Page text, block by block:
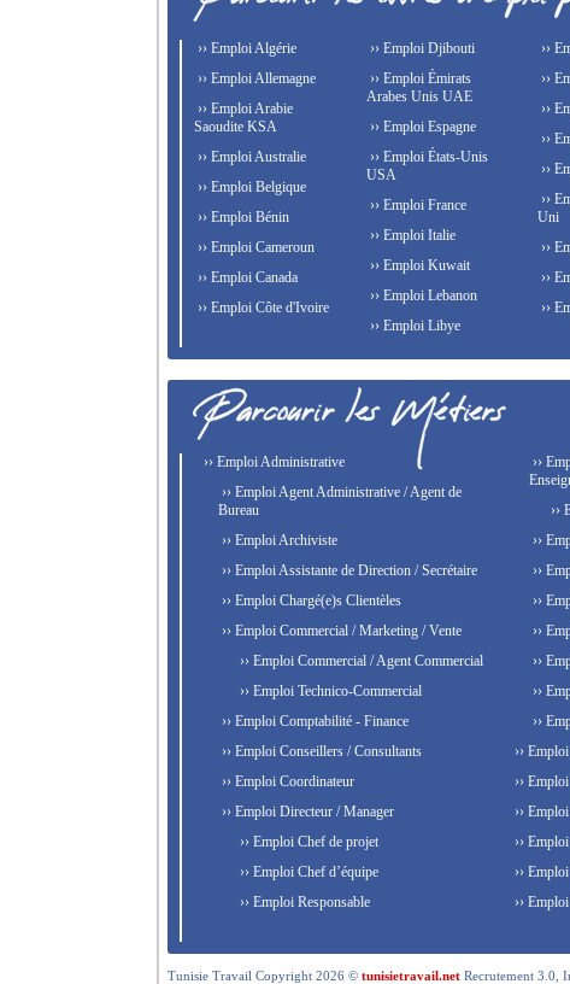
›› Emploi Algérie
›› Emploi Allemagne
›› Emploi Arabie
Saoudite KSA
›› Emploi Australie
›› Emploi Belgique
›› Emploi Bénin
›› Emploi Cameroun
›› Emploi Canada
›› Emploi Côte d'Ivoire
›› Emploi Djibouti
›› Emploi Émirats
Arabes Unis UAE
›› Emploi Espagne
›› Emploi États-Unis
USA
›› Emploi France
›› Emploi Italie
›› Emploi Kuwait
›› Emploi Lebanon
›› Emploi Libye
››
››
››
››
››
››
Uni
››
››
››
›› Emploi Administrative
›› Emploi Agent Administrative / Agent de
Bureau
›› Emploi Archiviste
›› Emploi Assistante de Direction / Secrétaire
›› Emploi Chargé(e)s Clientèles
›› Emploi Commercial / Marketing / Vente
›› Emploi Commercial / Agent Commercial
›› Emploi Technico-Commercial
›› Emploi Comptabilité - Finance
›› Emploi Conseillers / Consultants
›› Emploi Coordinateur
›› Emploi Directeur / Manager
›› Emploi Chef de projet
›› Emploi Chef d’équipe
›› Emploi Responsable
››
››
››
››
››
››
››
››
››
››
››
››
››
››
››
Tunisie Travail Copyright 2026 © tunisietravail.net Recrutement 3.0,